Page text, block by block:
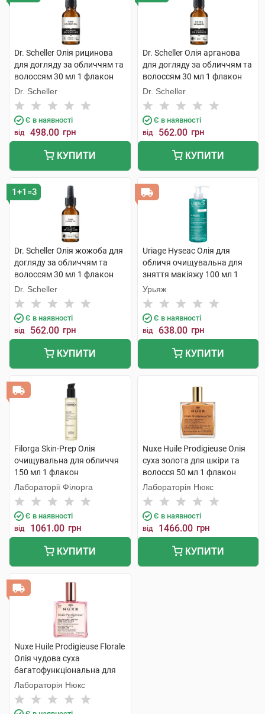
Dr. Scheller Олія рицинова
для догляду за обличчям та
волоссям 30 мл 1 флакон
Dr. Scheller
Є в наявності
від 498.00 грн
КУПИТИ
Dr. Scheller Олія арганова
для догляду за обличчям та
волоссям 30 мл 1 флакон
Dr. Scheller
Є в наявності
від 562.00 грн
КУПИТИ
1+1=3
Dr. Scheller Олія жожоба для
догляду за обличчям та
волоссям 30 мл 1 флакон
Dr. Scheller
Є в наявності
від 562.00 грн
КУПИТИ
Uriage Hyseac Олія для
обличя очищувальна для
зняття макіяжу 100 мл 1
флакон
Урьяж
Є в наявності
від 638.00 грн
КУПИТИ
Filorga Skin-Prep Олія
очищувальна для обличчя
150 мл 1 флакон
Лабораторії Філорга
Є в наявності
від 1061.00 грн
КУПИТИ
Nuxe Huile Prodigieuse Олія
суха золота для шкіри та
волосся 50 мл 1 флакон
Лабораторія Нюкс
Є в наявності
від 1466.00 грн
КУПИТИ
Nuxe Huile Prodigieuse Florale
Олія чудова суха
багатофункціональна для
обличчя,тіла та волосся 100
мл 1 флакон
Лабораторія Нюкс